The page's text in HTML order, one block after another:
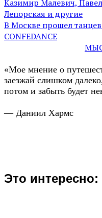
Казимир Малевич,
Лепорская и другие
В Москве прошел
CONFEDANCE
«Мое мнение о
заезжай слишком
потом и забыть будет
— Даниил Хармс
Это интересно: